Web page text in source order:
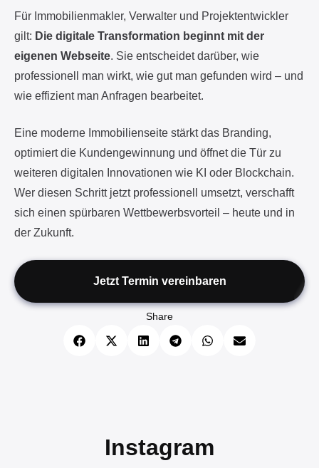
professionell man wirkt, wie gut man gefunden wird – und
wie effizient man Anfragen bearbeitet.
Eine moderne Immobilienseite stärkt das Branding,
optimiert die Kundengewinnung und öffnet die Tür zu
Wer diesen Schritt jetzt professionell umsetzt, verschafft
sich einen spürbaren Wettbewerbsvorteil – heute und in
der Zukunft.
Instagram